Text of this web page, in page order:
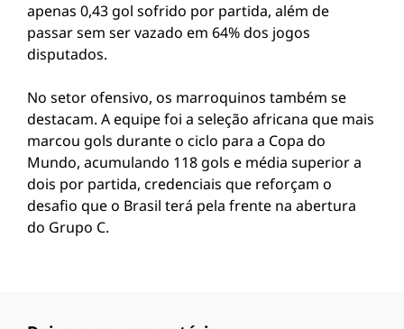
apenas 0,43 gol sofrido por partida, além de
passar sem ser vazado em 64% dos jogos
disputados.
No setor ofensivo, os marroquinos também se
destacam. A equipe foi a seleção africana que mais
marcou gols durante o ciclo para a Copa do
Mundo, acumulando 118 gols e média superior a
dois por partida, credenciais que reforçam o
desafio que o Brasil terá pela frente na abertura
do Grupo C.